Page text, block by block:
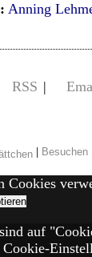
Anning
RSS |
|
auf